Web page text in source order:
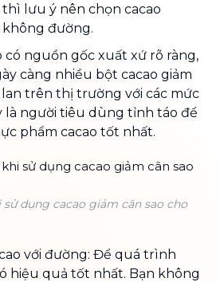
thì lưu ý nên chọn cacao
đường.
có nguồn gốc xuất xứ rõ ràng,
càng nhiều bột cacao giảm
trên thị trường với các mức
là người tiêu dùng tỉnh táo để
phẩm cacao tốt nhất.
dụng cacao giảm cân sao cho
với đường: Để quá trình
hiệu quả tốt nhất. Bạn không